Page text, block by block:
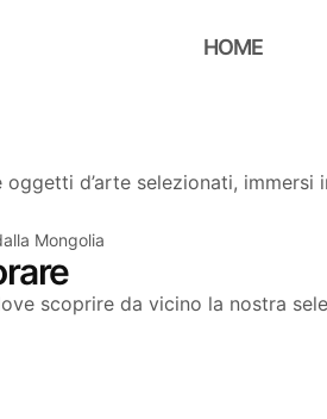
HOME
d’arte selezionati, immersi
Mongolia
scoprire da vicino la nostra